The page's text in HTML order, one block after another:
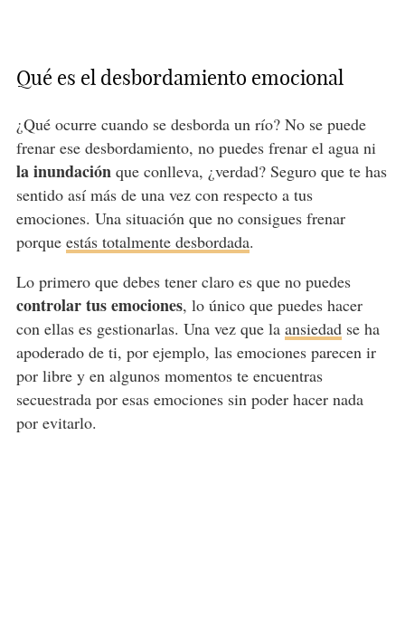
Qué es el desbordamiento emocional
¿Qué ocurre cuando se desborda un río? No se puede
frenar ese desbordamiento, no puedes frenar el agua ni
la inundaciónque conlleva, ¿verdad? Seguro que te has
sentido así más de una vez con respecto a tus
emociones. Una situación que no consigues frenar
porque estás totalmente desbordada.
Lo primero que debes tener claro es que no puedes
controlar tus emociones, lo único que puedes hacer
con ellas es gestionarlas. Una vez que la ansiedadse ha
apoderado de ti, por ejemplo, las emociones parecen ir
por libre y en algunos momentos te encuentras
secuestrada por esas emociones sin poder hacer nada
por evitarlo.